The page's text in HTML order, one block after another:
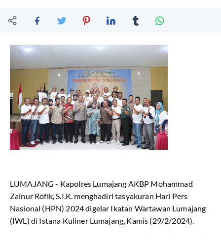
LUMAJANG - Kapolres Lumajang AKBP Mohammad
Zainur Rofik, S.I.K. menghadiri tasyakuran Hari Pers
Nasional (HPN) 2024 digelar Ikatan Wartawan Lumajang
(IWL) di Istana Kuliner Lumajang, Kamis (29/2/2024).